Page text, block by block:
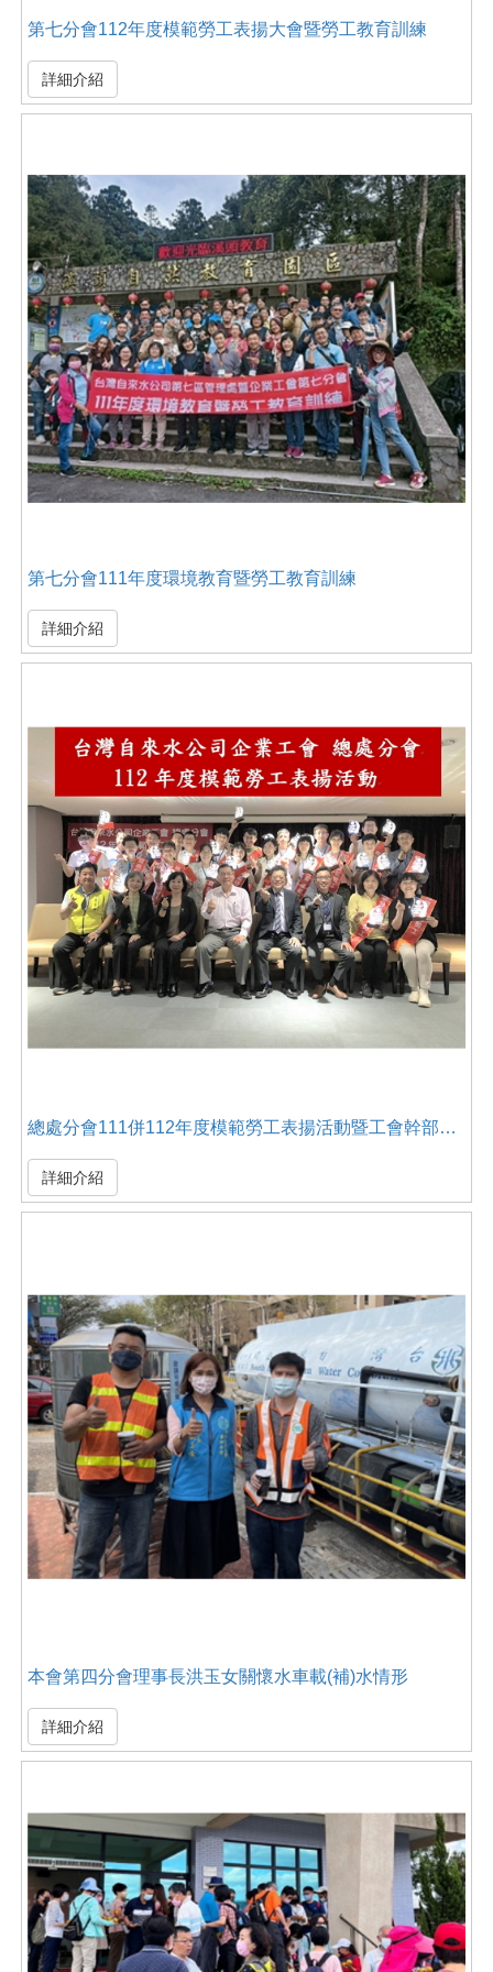
第七分會112年度模範勞工表揚大會暨勞工教育訓練
詳細介紹
第七分會111年度環境教育暨勞工教育訓練
詳細介紹
總處分會111併112年度模範勞工表揚活動暨工會幹部訓練
詳細介紹
本會第四分會理事長洪玉女關懷水車載(補)水情形
詳細介紹